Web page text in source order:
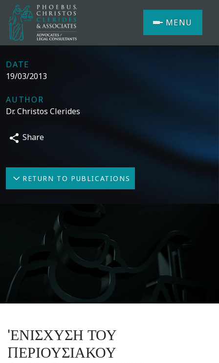
MENU
DATE
19/03/2013
AUTHOR
Dr. Christos Clerides
Share
RETURN TO PUBLICATIONS
'ΕΝΙΣΧΥΣΗ ΤΟΥ
ΠΕΡΙΟΥΣΙΑΚΟΥ